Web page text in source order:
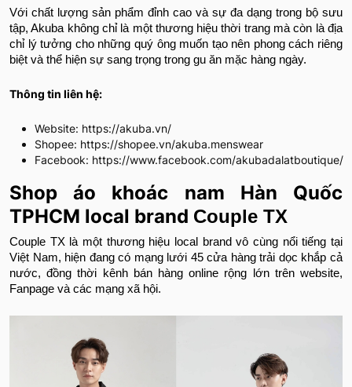
Với chất lượng sản phẩm đỉnh cao và sự đa dạng trong bộ sưu
tập, Akuba không chỉ là một thương hiệu thời trang mà còn là địa
chỉ lý tưởng cho những quý ông muốn tạo nên phong cách riêng
biệt và thể hiện sự sang trọng trong gu ăn mặc hàng ngày.
Thông tin liên hệ:
Website: https://akuba.vn/
Shopee: https://shopee.vn/akuba.menswear
Facebook: https://www.facebook.com/akubadalatboutique/
Shop áo khoác nam Hàn Quốc
TPHCM local brand Couple TX
Couple TX là một thương hiệu local brand vô cùng nổi tiếng tại
Việt Nam, hiện đang có mạng lưới 45 cửa hàng trải dọc khắp cả
nước, đồng thời kênh bán hàng online rộng lớn trên website,
Fanpage và các mạng xã hội.